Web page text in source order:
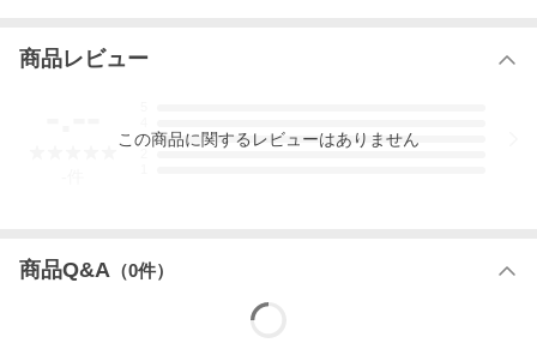
商品レビュー
3
この商品に関するレビューはありません
商品Q&A （0件）